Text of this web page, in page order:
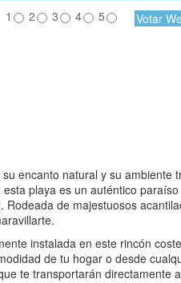
1 2 3 4 5
encanto natural y su ambiente
playa es un auténtico
Rodeada de majestuosos
instalada en este rincón
de tu hogar o desde
te transportarán directamente